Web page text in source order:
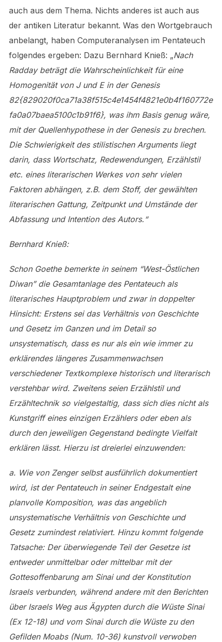
auch aus dem Thema. Nichts anderes ist auch aus
der antiken Literatur bekannt. Was den Wortgebrauch
anbelangt, haben Computeranalysen im Pentateuch
folgendes ergeben: Dazu Bernhard Knieß: „Nach
Radday beträgt die Wahrscheinlichkeit für eine
Homogenität von J und E in der Genesis
82{829020f0ca71a38f515c4e1454f4821e0b4f160772e
fa0a07baea5100c1b91f6}, was ihm Basis genug wäre,
mit der Quellenhypothese in der Genesis zu brechen.
Die Schwierigkeit des stilistischen Arguments liegt
darin, dass Wortschatz, Redewendungen, Erzählstil
etc. eines literarischen Werkes von sehr vielen
Faktoren abhängen, z.B. dem Stoff, der gewählten
literarischen Gattung, Zeitpunkt und Umstände der
Abfassung und Intention des Autors.“
Bernhard Knieß:
Schon Goethe bemerkte in seinem “West-Östlichen
Diwan” die Gesamtanlage des Pentateuch als
literarisches Hauptproblem und zwar in doppelter
Hinsicht: Erstens sei das Verhältnis von Geschichte
und Gesetz im Ganzen und im Detail so
unsystematisch, dass es nur als ein wie immer zu
erklärendes längeres Zusammenwachsen
verschiedener Textkomplexe historisch und literarisch
verstehbar wird. Zweitens seien Erzählstil und
Erzähltechnik so vielgestaltig, dass sich dies nicht als
Kunstgriff eines einzigen Erzählers oder eben als
durch den jeweiligen Gegenstand bedingte Vielfalt
erklären lässt. Hierzu ist dreierlei einzuwenden:
a. Wie von Zenger selbst ausführlich dokumentiert
wird, ist der Pentateuch in seiner Endgestalt eine
planvolle Komposition, was das angeblich
unsystematische Verhältnis von Geschichte und
Gesetz zumindest relativiert. Hinzu kommt folgende
Tatsache: Der überwiegende Teil der Gesetze ist
entweder unmittelbar oder mittelbar mit der
Gottesoffenbarung am Sinai und der Konstitution
Israels verbunden, während andere mit den Berichten
über Israels Weg aus Ägypten durch die Wüste Sinai
(Ex 12-18) und vom Sinai durch die Wüste zu den
Gefilden Moabs (Num. 10-36) kunstvoll verwoben